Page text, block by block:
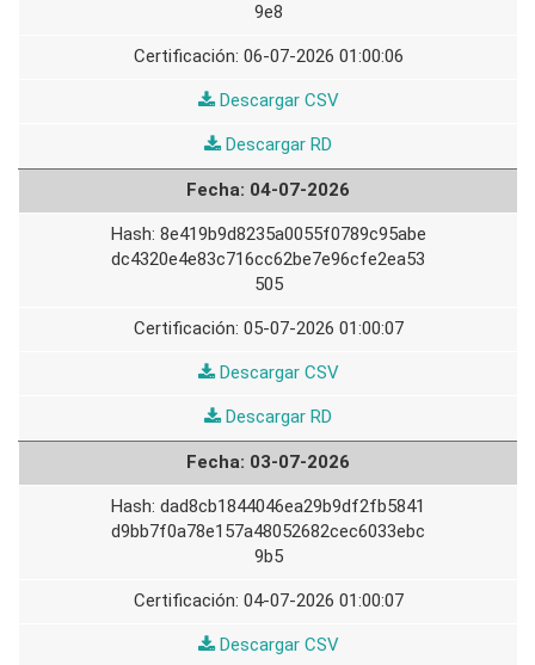
9e8
06-07-2026 01:00:06
Descargar CSV05-
Descargar RD
07-
2026
04-07-2026
8e419b9d8235a0055f0789c95abe
dc4320e4e83c716cc62be7e96cfe2ea53
505
05-07-2026 01:00:07
Descargar CSV04-
Descargar RD
07-
2026
03-07-2026
dad8cb1844046ea29b9df2fb5841
d9bb7f0a78e157a48052682cec6033ebc
9b5
04-07-2026 01:00:07
Descargar CSV03-